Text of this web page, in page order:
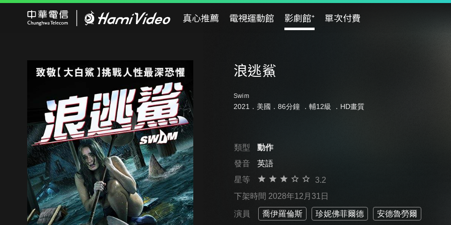
真心推薦 電視運動館 影劇館⁺ 單次付費
浪逃鯊
Swim
2021．美國．86分鐘 ． 輔12級 ．HD畫質
類型
動作
發音
英語
星等
3.2
下架時間 2028年12月31日
演員 喬伊羅倫斯 珍妮佛菲爾德 安德魯勞爾